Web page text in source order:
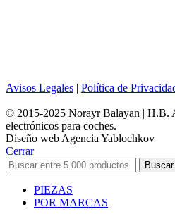
Avisos Legales | Política de
© 2015-2025 Norayr Balayan | H.B.
electrónicos para coches.
Diseño web Agencia Yablochkov
Cerrar
PIEZAS
POR MARCAS